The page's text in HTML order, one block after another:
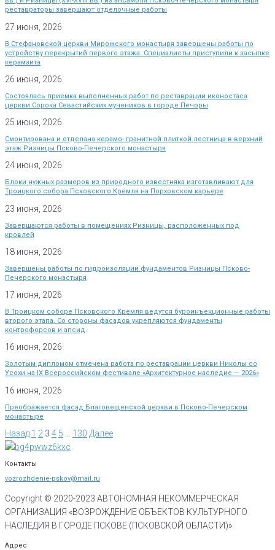
реставраторы завершают отделочные работы
27 июня, 2026
В Стефановской церкви Мирожского монастыря завершены работы по
устройству перекрытий первого этажа. Специалисты приступили к засыпке
керамзита
26 июня, 2026
Состоялась приемка выполненных работ по реставрации иконостаса
церкви Сорока Севастийских мучеников в городе Печоры
25 июня, 2026
Смонтирована и отделана керамо- гранитной плиткой лестница в верхний
этаж Ризницы Псково-Печерского монастыря
24 июня, 2026
Блоки нужных размеров из природного известняка изготавливают для
Троицкого собора Псковского Кремля на Порховском карьере
23 июня, 2026
Завершаются работы в помещениях Ризницы, расположенных под
кровлей
18 июня, 2026
Завершены работы по гидроизоляции фундаментов Ризницы Псково-
Печерского монастыря
17 июня, 2026
В Троицком соборе Псковского Кремля ведутся буроинъекционные работы
второго этапа. Со стороны фасадов укрепляются фундаменты
контрофорсов и апсид
16 июня, 2026
Золотым дипломом отмечена работа по реставрации церкви Николы со
Усохи на IX Всероссийском фестивале «Архитектурное наследие — 2026»
16 июня, 2026
Преображается фасад Благовещенской церкви в Псково-Печерском
монастыре
Назад 1 2 3 4 5 130 Далее
Контакты
vozrozhdenie-pskov@mail.ru
Copyright © 2020-2023 АВТОНОМНАЯ НЕКОММЕРЧЕСКАЯ
ОРГАНИЗАЦИЯ «ВОЗРОЖДЕНИЕ ОБЪЕКТОВ КУЛЬТУРНОГО
НАСЛЕДИЯ В ГОРОДЕ ПСКОВЕ (ПСКОВСКОЙ ОБЛАСТИ)»
Адрес